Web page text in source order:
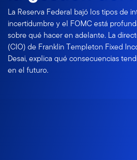
La Reserva Federal bajó los tipos de
incertidumbre y el FOMC está
sobre qué hacer en adelante. La
(CIO) de Franklin Templeton Fixed
Desai, explica qué consecuencias
en el futuro.